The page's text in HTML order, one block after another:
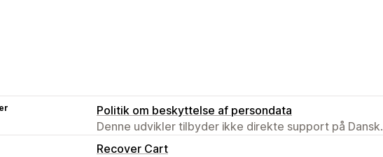
Politik om beskyttelse af persondata
Denne udvikler tilbyder ikke direkte support på Dansk.
Recover Cart